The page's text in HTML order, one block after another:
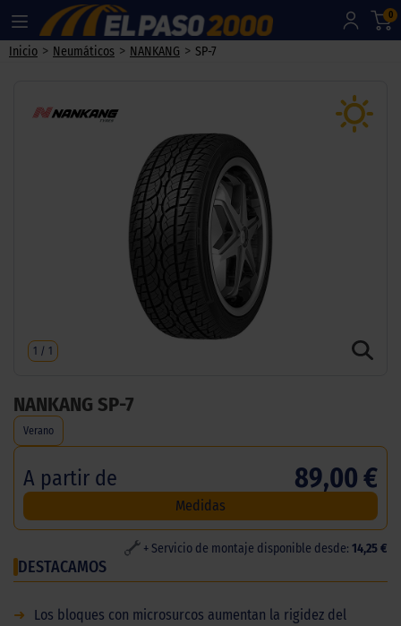
0
Inicio > Neumáticos > NANKANG > SP-7
1 / 1
NANKANG SP-7
Verano
A partir de 89,00 €
Medidas
+ Servicio de montaje disponible desde: 14,25 €
DESTACAMOS
➜
Los bloques con microsurcos aumentan la rigidez del